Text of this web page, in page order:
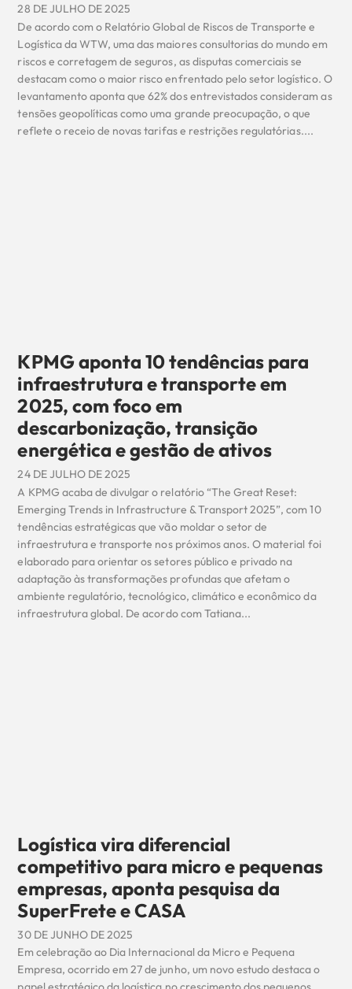
28 DE JULHO DE 2025
De acordo com o Relatório Global de Riscos de Transporte e
Logística da WTW, uma das maiores consultorias do mundo em
riscos e corretagem de seguros, as disputas comerciais se
destacam como o maior risco enfrentado pelo setor logístico. O
levantamento aponta que 62% dos entrevistados consideram as
tensões geopolíticas como uma grande preocupação, o que
reflete o receio de novas tarifas e restrições regulatórias....
KPMG aponta 10 tendências para
infraestrutura e transporte em
2025, com foco em
descarbonização, transição
energética e gestão de ativos
24 DE JULHO DE 2025
A KPMG acaba de divulgar o relatório “The Great Reset:
Emerging Trends in Infrastructure & Transport 2025”, com 10
tendências estratégicas que vão moldar o setor de
infraestrutura e transporte nos próximos anos. O material foi
elaborado para orientar os setores público e privado na
adaptação às transformações profundas que afetam o
ambiente regulatório, tecnológico, climático e econômico da
infraestrutura global. De acordo com Tatiana...
Logística vira diferencial
competitivo para micro e pequenas
empresas, aponta pesquisa da
SuperFrete e CASA
30 DE JUNHO DE 2025
Em celebração ao Dia Internacional da Micro e Pequena
Empresa, ocorrido em 27 de junho, um novo estudo destaca o